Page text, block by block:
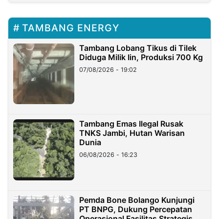
TAMBANG ENERGY
Tambang Lobang Tikus di Tilek
Diduga Milik Iin, Produksi 700 Kg
07/08/2026 - 19:02
Tambang Emas Ilegal Rusak
TNKS Jambi, Hutan Warisan
Dunia
06/08/2026 - 16:23
Pemda Bone Bolango Kunjungi
PT BNPG, Dukung Percepatan